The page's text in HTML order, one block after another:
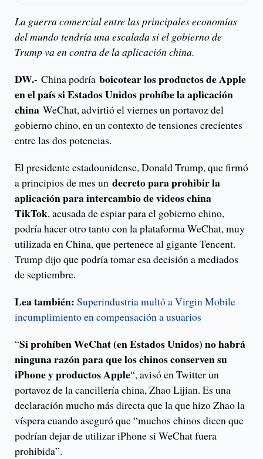
La guerra comercial entre las principales economías
del mundo tendría una escalada si el gobierno de
Trump va en contra de la aplicación china.
DW.- China podría boicotear los productos de Apple
en el país si Estados Unidos prohíbe la aplicación
china WeChat, advirtió el viernes un portavoz del
gobierno chino, en un contexto de tensiones crecientes
entre las dos potencias.
El presidente estadounidense, Donald Trump, que firmó
a principios de mes un decreto para prohibir la
aplicación para intercambio de videos china
TikTok, acusada de espiar para el gobierno chino,
podría hacer otro tanto con la plataforma WeChat, muy
utilizada en China, que pertenece al gigante Tencent.
Trump dijo que podría tomar esa decisión a mediados
de septiembre.
Lea también: Superindustria multó a Virgin Mobile
incumplimiento en compensación a usuarios
“Si prohíben WeChat (en Estados Unidos) no habrá
ninguna razón para que los chinos conserven su
iPhone y productos Apple“, avisó en Twitter un
portavoz de la cancillería china, Zhao Lijian. Es una
declaración mucho más directa que la que hizo Zhao la
víspera cuando aseguró que “muchos chinos dicen que
podrían dejar de utilizar iPhone si WeChat fuera
prohibida”.